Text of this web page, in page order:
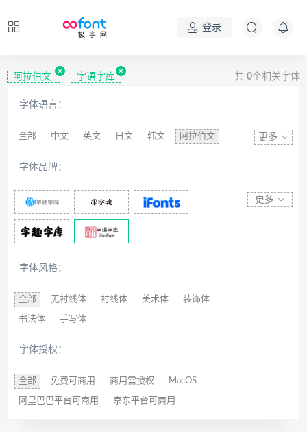
登录
阿拉伯文 字语字库 共 0个相关字体
字体语言：
全部 中文 英文 日文 韩文 阿拉伯文
拉丁文 八思巴文
更多
字体品牌：
更多
字体风格：
全部 无衬线体 衬线体 美术体 装饰体
书法体 手写体
字体授权：
全部 免费可商用 商用需授权 MacOS
阿里巴巴平台可商用 京东平台可商用